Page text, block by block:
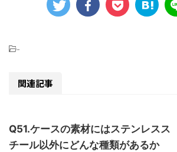
-
関連記事
Q51.ケースの素材にはステンレスス
チール以外にどんな種類があるか